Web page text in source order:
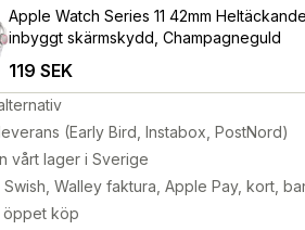
Apple Watch Series 11 42mm
inbyggt skärmskydd, Champagneguld
119 SEK
(Early Bird, Instabox, PostNord)
vårt lager i Sverige
Swish, Walley faktura, Apple Pay, kort,
öppet köp